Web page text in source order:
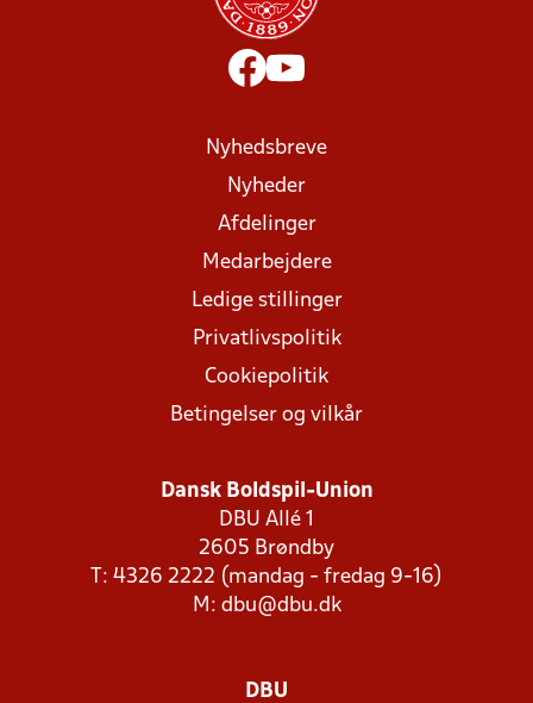
Nyhedsbreve
Nyheder
Afdelinger
Medarbejdere
Ledige stillinger
Privatlivspolitik
Cookiepolitik
Betingelser og vilkår
Dansk Boldspil-Union
DBU Allé 1
2605 Brøndby
T: 4326 2222 (mandag - fredag 9-16)
M: dbu@dbu.dk
DBU